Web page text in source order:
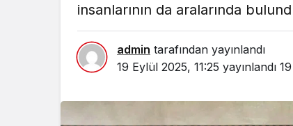
insanlarının da aralarında
admin tarafından yayınlandı
19 Eylül 2025, 11:25 yayınlandı